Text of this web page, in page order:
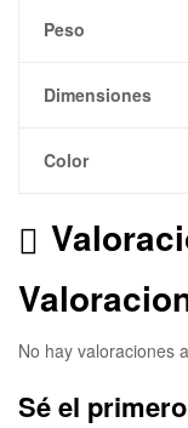
Peso
Dimensiones
Color
No hay valoraciones
Sé el